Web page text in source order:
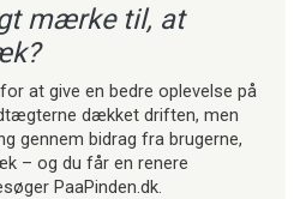
mærke til, at
at give en bedre oplevelse på
dækket driften, men
gennem bidrag fra brugerne,
– og du får en renere
PaaPinden.dk.